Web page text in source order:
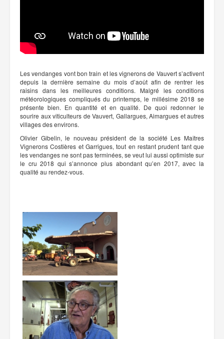
Les vendanges vont bon train et les vignerons de Vauvert s’activent
depuis la dernière semaine du mois d’août afin de rentrer les
raisins dans les meilleures conditions. Malgré les conditions
météorologiques compliqués du printemps, le millésime 2018 se
présente bien. En quantité et en qualité. De quoi redonner le
sourire aux viticulteurs de Vauvert, Gallargues, Aimargues et autres
villages des environs.
Olivier Gibelin, le nouveau président de la société Les Maîtres
Vignerons Costières et Garrigues, tout en restant prudent tant que
les vendanges ne sont pas terminées, se veut lui aussi optimiste sur
le cru 2018 qui s’annonce plus abondant qu’en 2017, avec la
qualité au rendez-vous.